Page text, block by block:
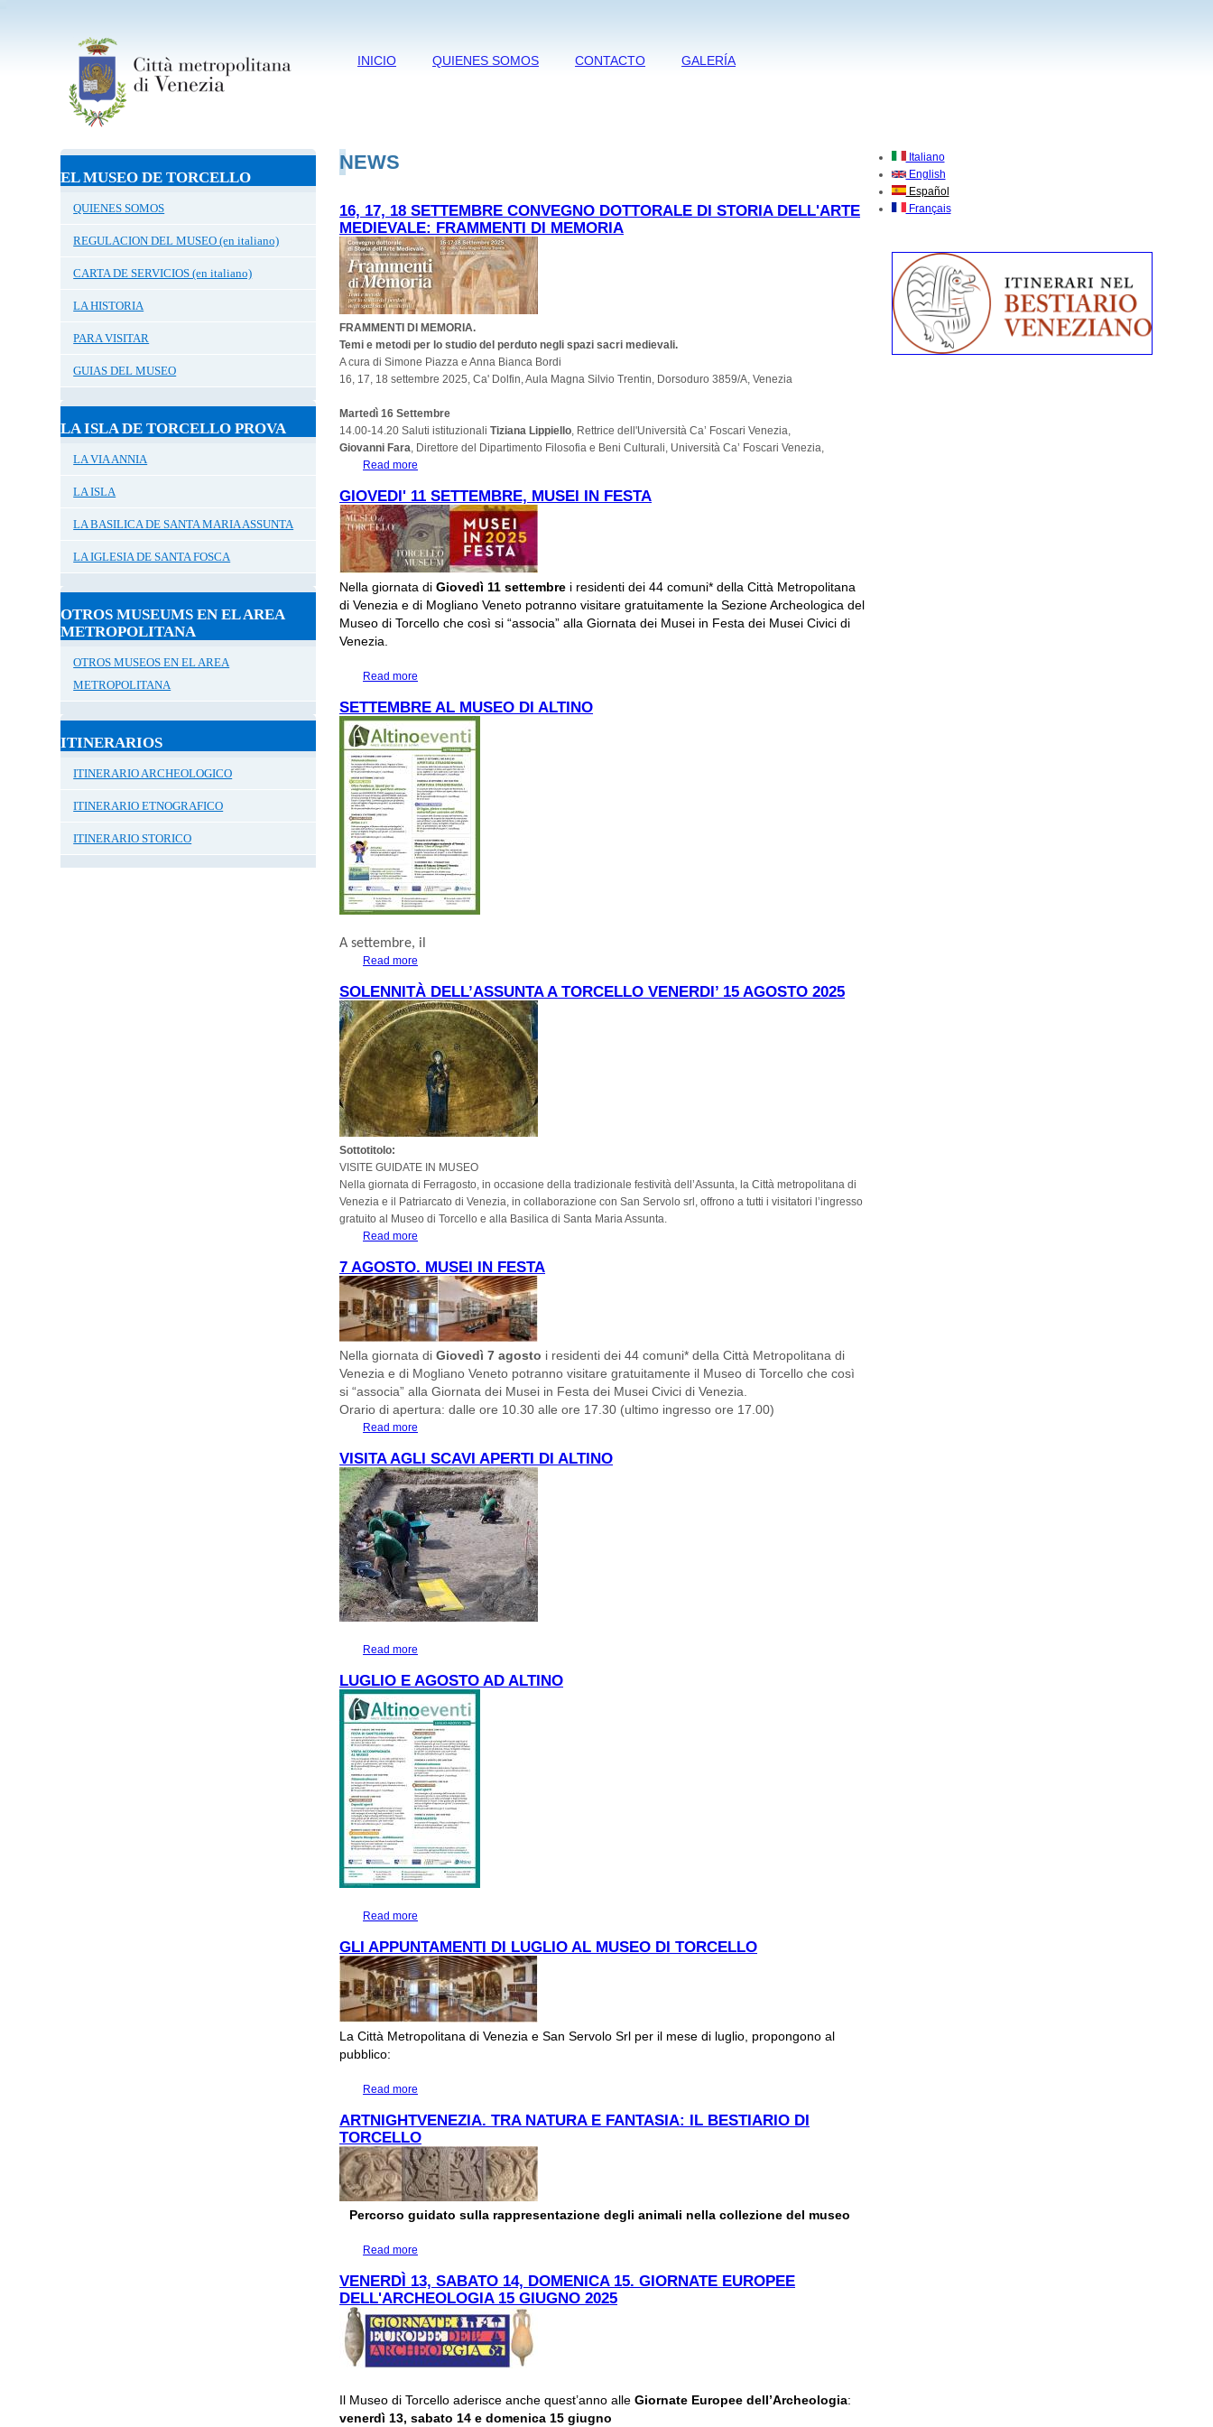
INICIO QUIENES SOMOS CONTACTO GALERÍA
EL MUSEO DE TORCELLO
QUIENES SOMOS
REGULACION DEL MUSEO (en italiano)
CARTA DE SERVICIOS (en italiano)
LA HISTORIA
PARA VISITAR
GUIAS DEL MUSEO
LA ISLA DE TORCELLO PROVA
LA VIA ANNIA
LA ISLA
LA BASILICA DE SANTA MARIA ASSUNTA
LA IGLESIA DE SANTA FOSCA
OTROS MUSEUMS EN EL AREA
METROPOLITANA
OTROS MUSEOS EN EL AREA
METROPOLITANA
ITINERARIOS
ITINERARIO ARCHEOLOGICO
ITINERARIO ETNOGRAFICO
ITINERARIO STORICO
NEWS
16, 17, 18 SETTEMBRE CONVEGNO DOTTORALE DI STORIA DELL'ARTE
MEDIEVALE: FRAMMENTI DI MEMORIA
FRAMMENTI DI MEMORIA.
Temi e metodi per lo studio del perduto negli spazi sacri medievali.
A cura di Simone Piazza e Anna Bianca Bordi
16, 17, 18 settembre 2025, Ca' Dolfin, Aula Magna Silvio Trentin, Dorsoduro 3859/A, Venezia
Martedì 16 Settembre
14.00-14.20 Saluti istituzionaliTiziana Lippiello, Rettrice dell'Università Ca’ Foscari Venezia,
Giovanni Fara, Direttore del Dipartimento Filosofia e Beni Culturali, Università Ca’ Foscari Venezia,
Read more
GIOVEDI' 11 SETTEMBRE, MUSEI IN FESTA
Nella giornata diGiovedì 11 settembre i residenti dei 44 comuni* della Città Metropolitana
di Venezia e di Mogliano Veneto potranno visitare gratuitamente la Sezione Archeologica del
Museo di Torcello che così si “associa” alla Giornata dei Musei in Festa dei Musei Civici di
Venezia.
Read more
SETTEMBRE AL MUSEO DI ALTINO
Asettembre, il
Read more
SOLENNITÀ DELL’ASSUNTA A TORCELLO VENERDI’ 15 AGOSTO 2025
Sottotitolo:
VISITE GUIDATE IN MUSEO
Nella giornata di Ferragosto, in occasione della tradizionale festività dell’Assunta, la Città metropolitana di
Venezia e il Patriarcato di Venezia, in collaborazione con San Servolo srl, offrono a tutti i visitatori l’ingresso
gratuito al Museo di Torcello e alla Basilica di Santa Maria Assunta.
Read more
7 AGOSTO. MUSEI IN FESTA
Nella giornata diGiovedì 7 agosto i residenti dei 44 comuni* della Città Metropolitana di
Venezia e di Mogliano Veneto potranno visitare gratuitamente il Museo di Torcello che così
si “associa” alla Giornata dei Musei in Festa dei Musei Civici di Venezia.
Orario di apertura: dalle ore 10.30 alle ore 17.30 (ultimo ingresso ore 17.00)
Read more
VISITA AGLI SCAVI APERTI DI ALTINO
Read more
LUGLIO E AGOSTO AD ALTINO
Read more
GLI APPUNTAMENTI DI LUGLIO AL MUSEO DI TORCELLO
La Città Metropolitana di Venezia e San Servolo Srl per il mese di luglio, propongono al
pubblico:
Read more
ARTNIGHTVENEZIA. TRA NATURA E FANTASIA: IL BESTIARIO DI
TORCELLO
Percorso guidato sulla rappresentazione degli animali nella collezione del museo
Read more
VENERDÌ 13, SABATO 14, DOMENICA 15. GIORNATE EUROPEE
DELL'ARCHEOLOGIA 15 GIUGNO 2025
Il Museo di Torcello aderisce anche quest’anno alleGiornate Europee dell’Archeologia:
venerdì 13, sabato 14 e domenica 15 giugno
Italiano
English
Español
Français